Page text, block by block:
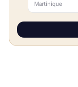
Martinique